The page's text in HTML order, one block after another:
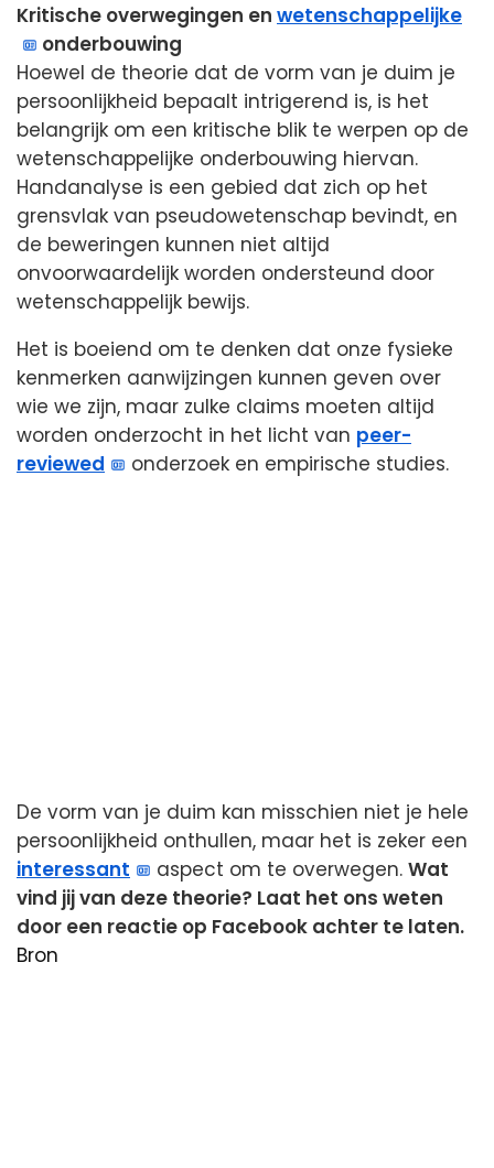
Kritische overwegingen en wetenschappelijke
onderbouwing
Hoewel de theorie dat de vorm van je duim je
persoonlijkheid bepaalt intrigerend is, is het
belangrijk om een kritische blik te werpen op de
wetenschappelijke onderbouwing hiervan.
Handanalyse is een gebied dat zich op het
grensvlak van pseudowetenschap bevindt, en
de beweringen kunnen niet altijd
onvoorwaardelijk worden ondersteund door
wetenschappelijk bewijs.
Het is boeiend om te denken dat onze fysieke
kenmerken aanwijzingen kunnen geven over
wie we zijn, maar zulke claims moeten altijd
worden onderzocht in het licht van peer-
reviewed
onderzoek en empirische studies.
De vorm van je duim kan misschien niet je hele
persoonlijkheid onthullen, maar het is zeker een
interessant
aspect om te overwegen.Wat
vind jij van deze theorie? Laat het ons weten
door een reactie op Facebook achter te laten.
Bron